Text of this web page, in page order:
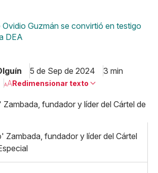
Ovidio Guzmán se convirtió en testigo
DEA
5 de Sep de 2024 3 min
Redimensionar texto
Grande
Zambada, fundador y líder del Cártel